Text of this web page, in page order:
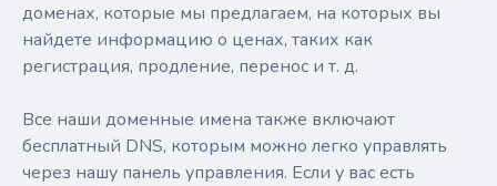
доменах, которые мы предлагаем, на которых вы
найдете информацию о ценах, таких как
регистрация, продление, перенос и т. д.
Все наши доменные имена также включают
бесплатный DNS, которым можно легко управлять
через нашу панель управления. Если у вас есть